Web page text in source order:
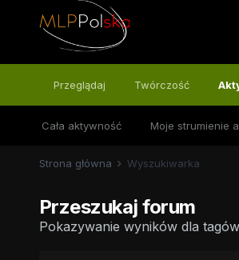
Przeglądaj Twórczość
Cała aktywność Moje strumienie
Strona główna Wyszukiwarka
Przeszukaj forum
Pokazywanie wyników dla